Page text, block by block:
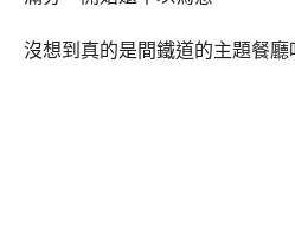
沒想到真的是間鐵道的主題餐廳